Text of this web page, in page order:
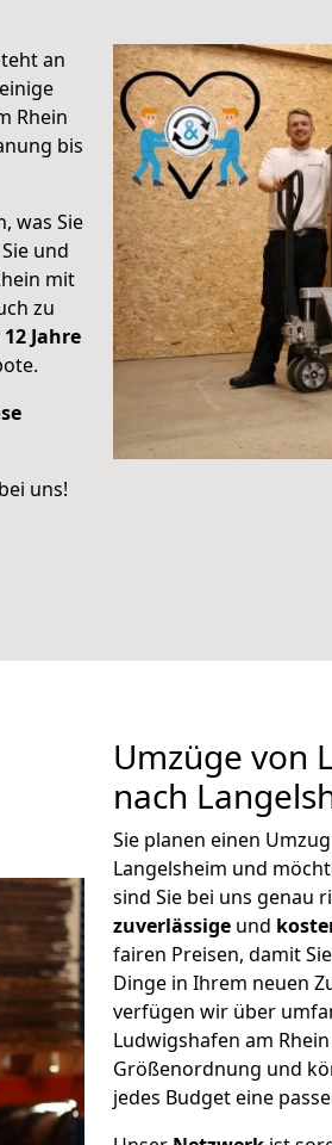
an
Rhein
bis
was Sie
und
mit
zu
Jahre
uns!
Umzüge von
nach
Sie planen einen
Langelsheim und
sind Sie bei uns genau
zuverlässige und
fairen Preisen, damit
Dinge in Ihrem neuen
verfügen wir über
Ludwigshafen am
Größenordnung und
jedes Budget eine